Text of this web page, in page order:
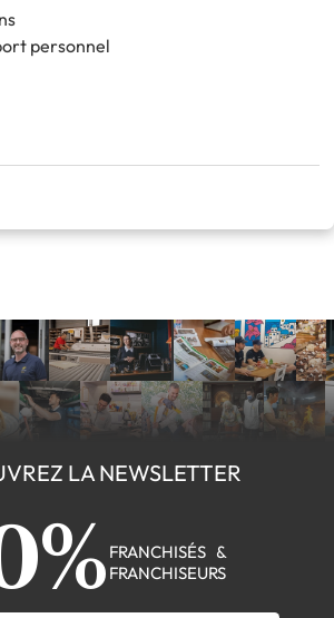
personnel
LA NEWSLETTER
FRANCHISÉS &
FRANCHISEURS